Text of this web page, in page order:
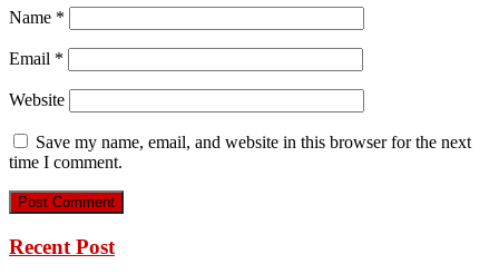
Name *
Email *
Website
Save my name, email, and website in this browser for the next
time I comment.
Recent Post